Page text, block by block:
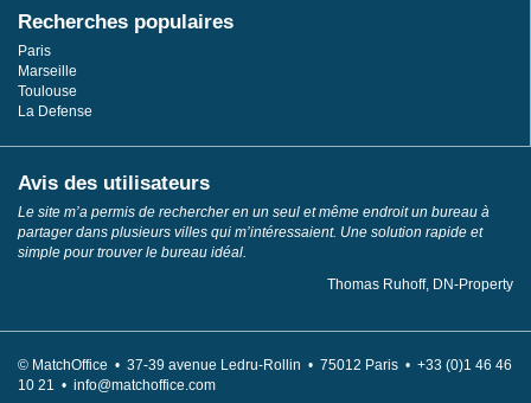
Recherches populaires
Paris
Marseille
Toulouse
La Defense
Avis des utilisateurs
Le site m’a permis de rechercher en un seul et même endroit un bureau à
partager dans plusieurs villes qui m’intéressaient. Une solution rapide et
simple pour trouver le bureau idéal.
Thomas Ruhoff, DN-Property
© MatchOffice • 37-39 avenue Ledru-Rollin • 75012 Paris • +33 (0)1 46 46
10 21 • info@matchoffice.com